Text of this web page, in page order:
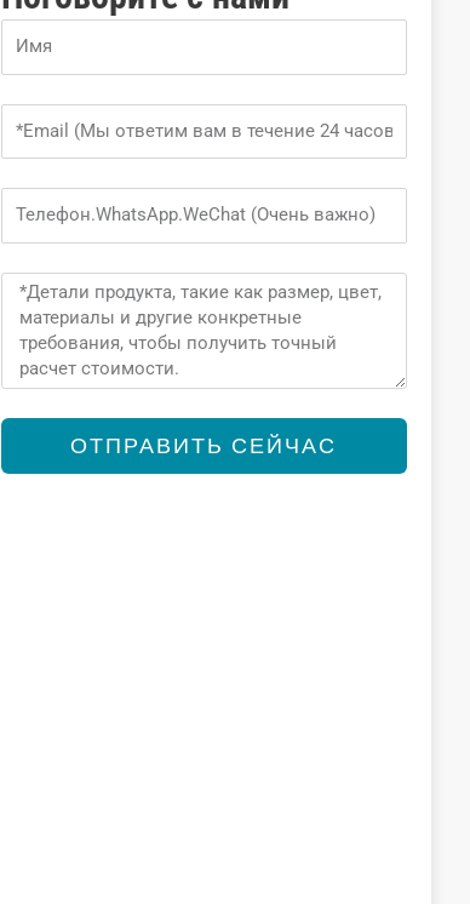
Name
Phone
Message
ОТПРАВИТЬ СЕЙЧАС